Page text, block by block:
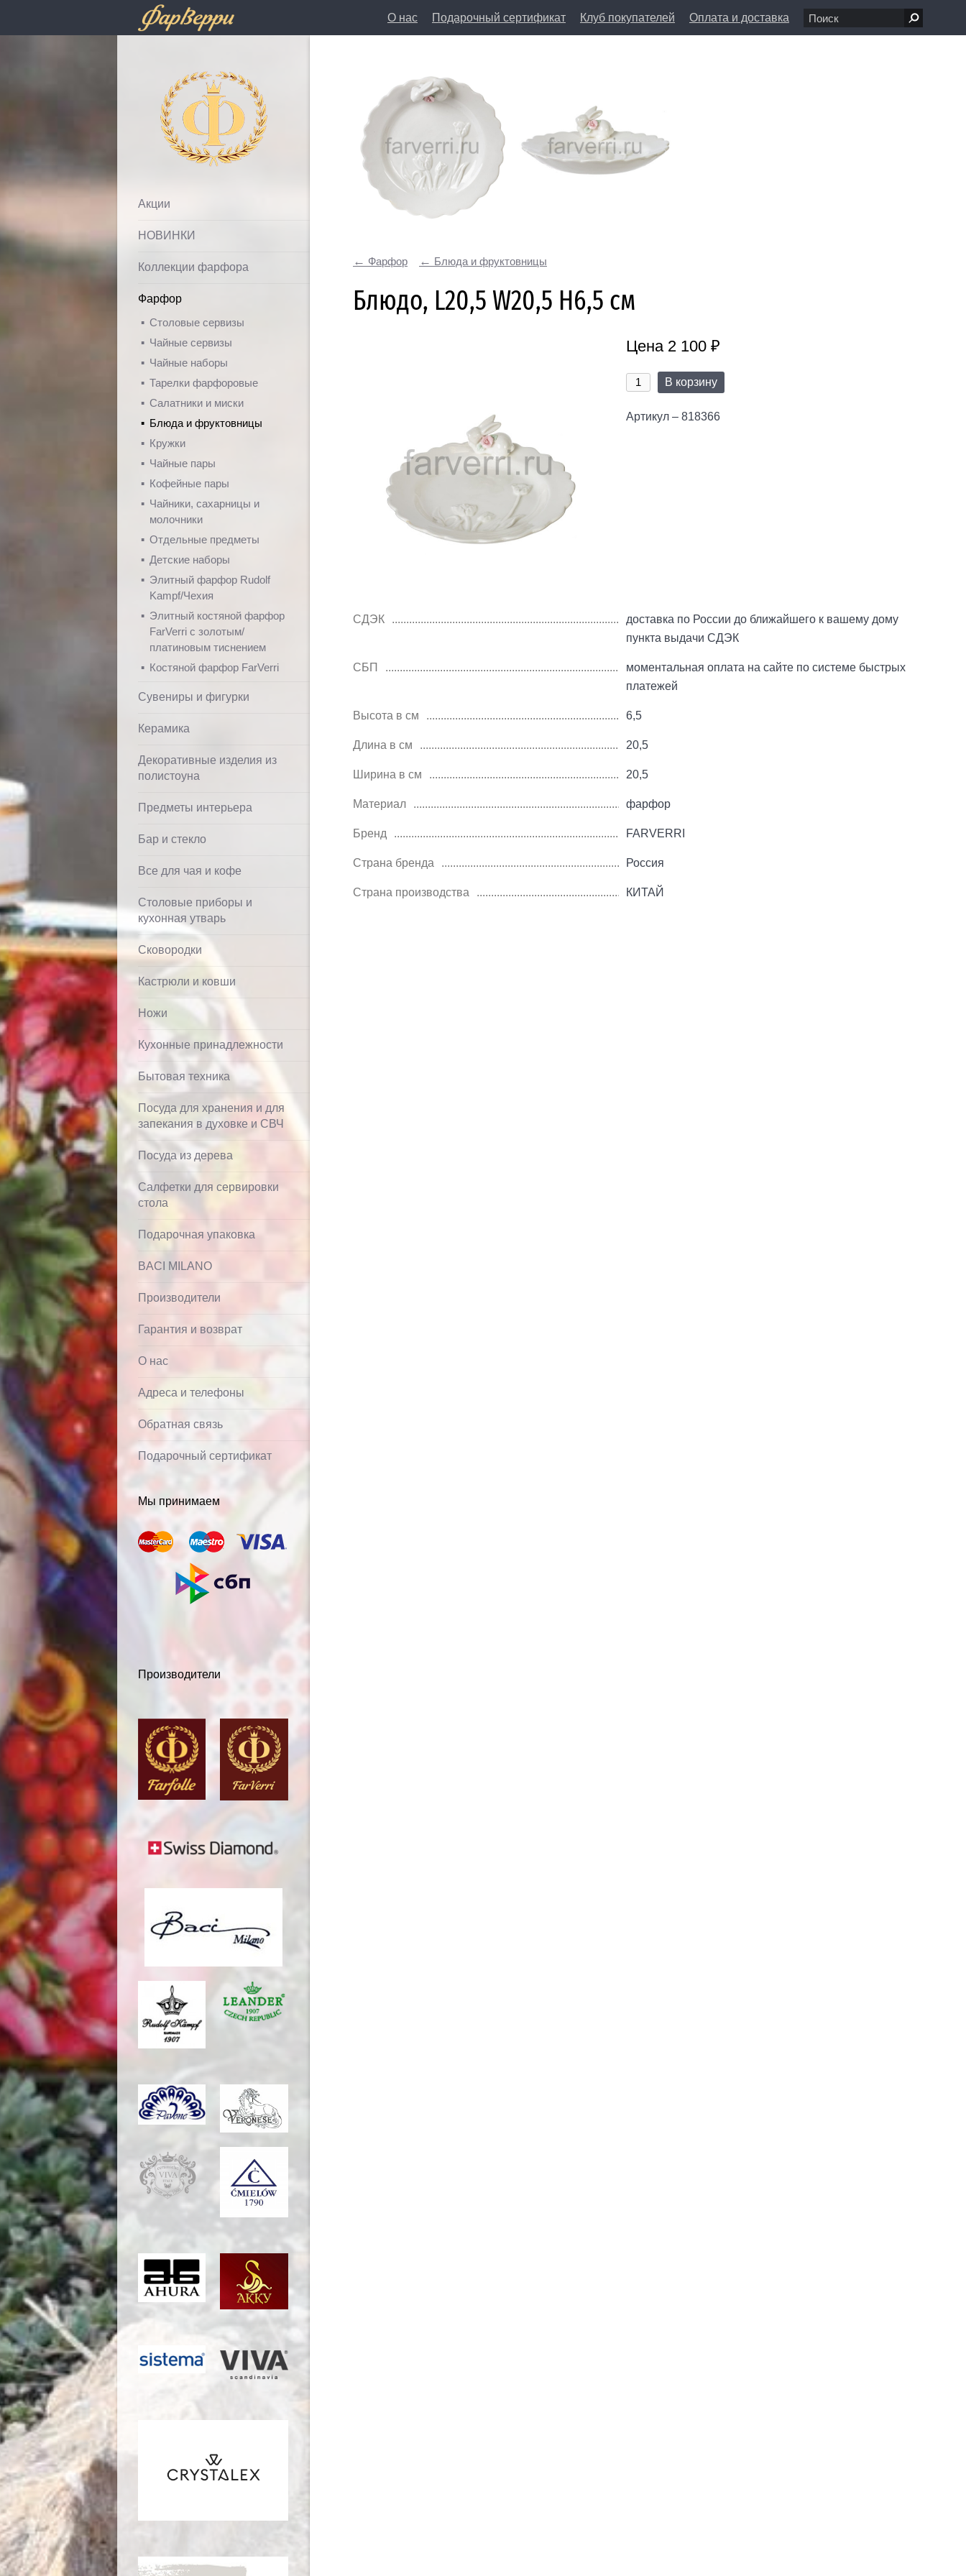
О нас Подарочный сертификат Клуб покупателей Оплата и доставка
197198, Санкт-Петербург, Большая Пушкарская ул., д. 1/8
Фарфолле
Акции
НОВИНКИ
Коллекции фарфора
Фарфор
Столовые сервизы
Чайные сервизы
Чайные наборы
Тарелки фарфоровые
Салатники и миски
Блюда и фруктовницы
Кружки
Чайные пары
Кофейные пары
Чайники, сахарницы и
молочники
Отдельные предметы
Детские наборы
Элитный фарфор Rudolf
Kampf/Чехия
Элитный костяной фарфор
FarVerri с золотым/
платиновым тиснением
Костяной фарфор FarVerri
Сувениры и фигурки
Керамика
Декоративные изделия из
полистоуна
Предметы интерьера
Бар и стекло
Все для чая и кофе
Столовые приборы и
кухонная утварь
Сковородки
Кастрюли и ковши
Ножи
Кухонные принадлежности
Бытовая техника
Посуда для хранения и для
запекания в духовке и СВЧ
Посуда из дерева
Салфетки для сервировки
стола
Подарочная упаковка
BACI MILANO
Производители
Гарантия и возврат
О нас
Адреса и телефоны
Обратная связь
Подарочный сертификат
Мы принимаем
Производители
Фарфор Блюда и фруктовницы
Блюдо, L20,5 W20,5 H6,5 см
Цена 2 100 ₽
В корзину
Артикул – 818366
СДЭК
доставка по России до ближайшего к вашему дому
пункта выдачи СДЭК
СБП
моментальная оплата на сайте по системе быстрых
платежей
Высота в см 6,5
Длина в см 20,5
Ширина в см 20,5
Материал фарфор
Бренд FARVERRI
Страна бренда Россия
Страна производства КИТАЙ